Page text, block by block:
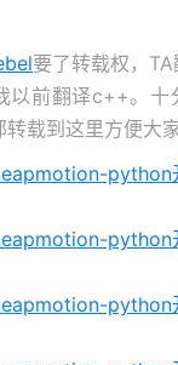
要了转载权，
以前翻译c++。十
载到这里方便大家
python
python
python